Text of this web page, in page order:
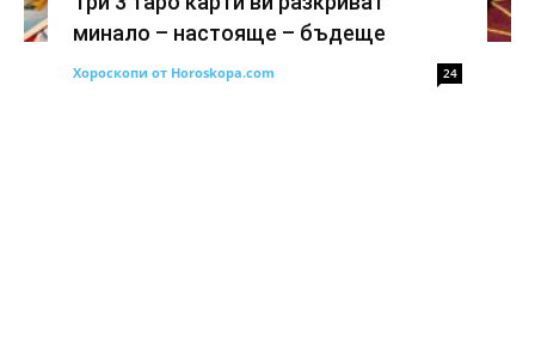
минало – настояще – бъдеще
Хороскопи от Horoskopa.com 24